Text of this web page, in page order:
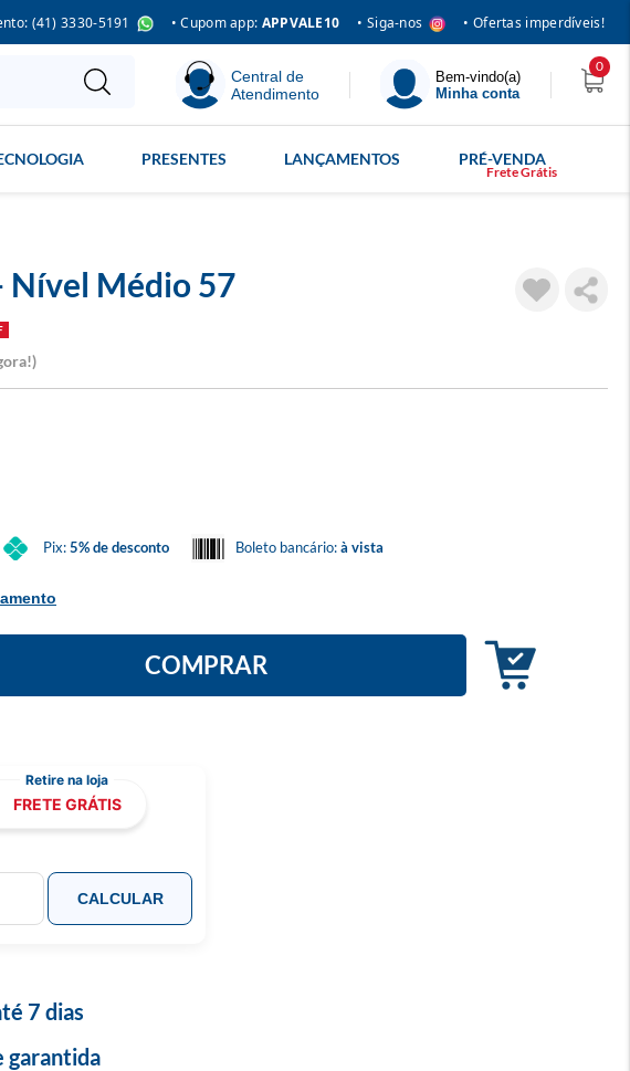
(41) 3330-5191 • Cupom app: APPVALE10 • Siga-nos • Ofertas imperdíveis!
Central de
Atendimento
Bem-vindo(a)
Minha conta
0
PRESENTES LANÇAMENTOS PRÉ-VENDA
Nível Médio 57
Pix:5% de desconto Boleto bancário:à vista
COMPRAR
FRETE GRÁTIS
CALCULAR
7 dias
garantida